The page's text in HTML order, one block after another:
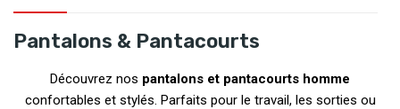
Pantalons & Pantacourts
Découvrez nos pantalons et pantacourts homme
confortables et stylés. Parfaits pour le travail, les sorties ou